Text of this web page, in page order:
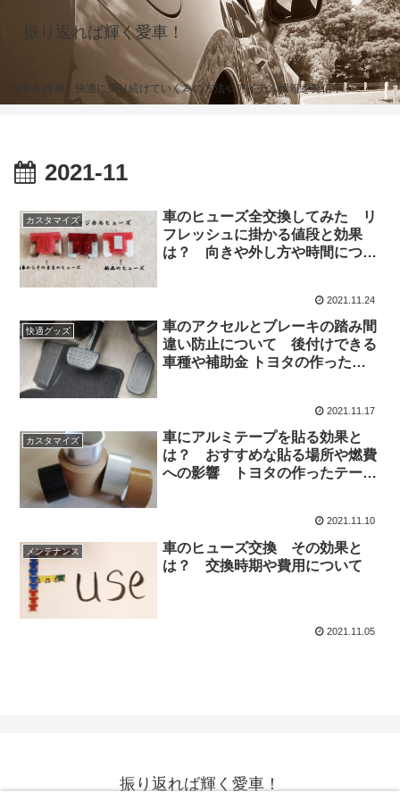
振り返れば輝く愛車！
愛車を綺麗・快適に乗り続けていく為の方法やアイテム情報を発信中！！
2021-11
カスタマイズ
車のヒューズ全交換してみた リ
フレッシュに掛かる値段と効果
は？ 向きや外し方や時間につい
2021.11.24
快適グッズ
車のアクセルとブレーキの踏み間
違い防止について 後付けできる
車種や補助金 トヨタの作ったク
2021.11.17
カスタマイズ
車にアルミテープを貼る効果と
は？ おすすめな貼る場所や燃費
への影響 トヨタの作ったテープ
2021.11.10
メンテナンス
車のヒューズ交換 その効果と
は？ 交換時期や費用について
2021.11.05
振り返れば輝く愛車！